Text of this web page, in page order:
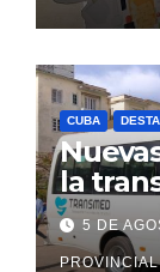
CUBA
la
5 DE